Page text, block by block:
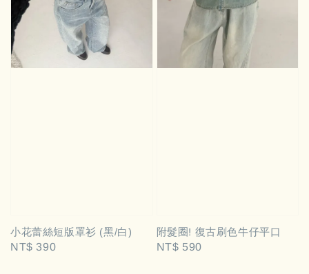
小花蕾絲短版罩衫 (黑/白)
Regular
NT$ 390
附髮圈! 復古刷色牛仔平口
Regular
NT$ 590